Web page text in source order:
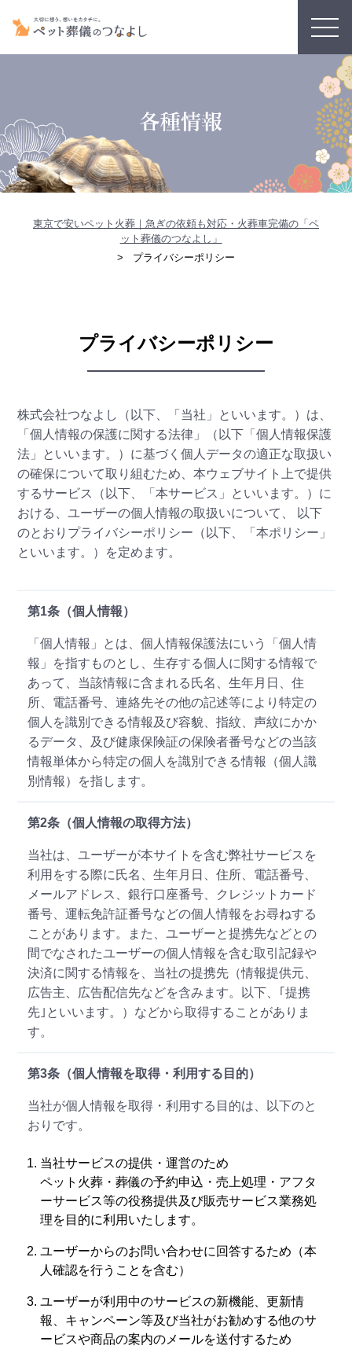
東京で安いペット火葬｜急ぎの依頼も対応・火葬車完備の「ペ
ット葬儀のつなよし」
プライバシーポリシー
プライバシーポリシー
株式会社つなよし（以下、「当社」といいます。）は、
「個人情報の保護に関する法律」（以下「個人情報保護
法」といいます。）に基づく個人データの適正な取扱い
の確保について取り組むため、本ウェブサイト上で提供
するサービス（以下、「本サービス」といいます。）に
おける、ユーザーの個人情報の取扱いについて、 以下
のとおりプライバシーポリシー（以下、「本ポリシー」
といいます。）を定めます。
第1条（個人情報）
「個人情報」とは、個人情報保護法にいう「個人情
報」を指すものとし、生存する個人に関する情報で
あって、当該情報に含まれる氏名、生年月日、住
所、電話番号、連絡先その他の記述等により特定の
個人を識別できる情報及び容貌、指紋、声紋にかか
るデータ、及び健康保険証の保険者番号などの当該
情報単体から特定の個人を識別できる情報（個人識
別情報）を指します。
第2条（個人情報の取得方法）
当社は、ユーザーが本サイトを含む弊社サービスを
利用をする際に氏名、生年月日、住所、電話番号、
メールアドレス、銀行口座番号、クレジットカード
番号、運転免許証番号などの個人情報をお尋ねする
ことがあります。また、ユーザーと提携先などとの
間でなされたユーザーの個人情報を含む取引記録や
決済に関する情報を、当社の提携先（情報提供元、
広告主、広告配信先などを含みます。以下、｢提携
先｣といいます。）などから取得することがありま
す。
第3条（個人情報を取得・利用する目的）
当社が個人情報を取得・利用する目的は、以下のと
おりです。
当社サービスの提供・運営のため
ペット火葬・葬儀の予約申込・売上処理・アフタ
ーサービス等の役務提供及び販売サービス業務処
理を目的に利用いたします。
ユーザーからのお問い合わせに回答するため（本
人確認を行うことを含む）
ユーザーが利用中のサービスの新機能、更新情
報、キャンペーン等及び当社がお勧めする他のサ
ービスや商品の案内のメールを送付するため